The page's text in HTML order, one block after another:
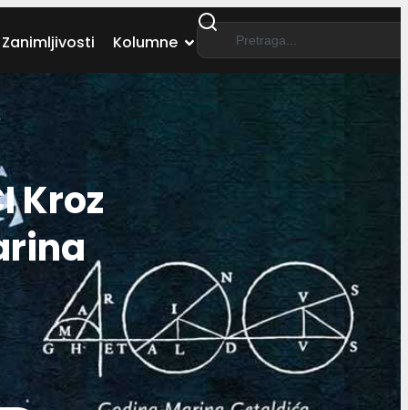
Zanimljivosti Kolumne
Kroz